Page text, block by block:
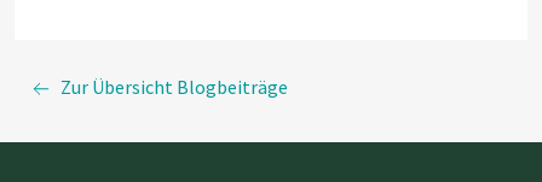
Zur Übersicht Blogbeiträge